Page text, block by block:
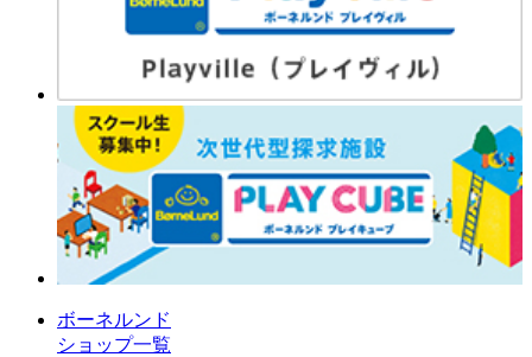
ボーネルンド
ショップ一覧